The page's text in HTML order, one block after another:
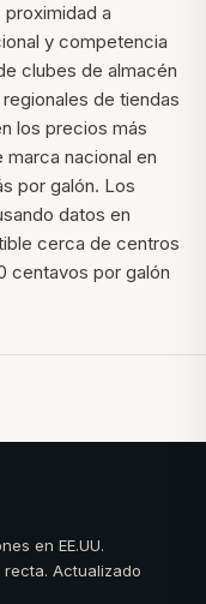
a
y competencia
clubes de almacén
de tiendas
los precios más
nacional en
por galón. Los
datos en
cerca de centros
centavos por galón
en EE.UU.
Actualizado